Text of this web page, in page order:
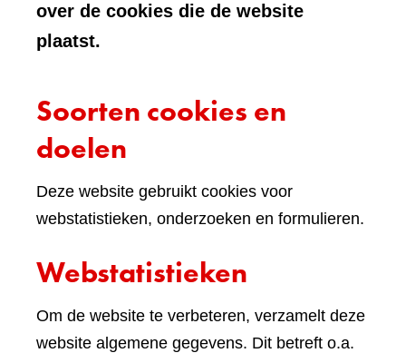
over de cookies die de website
plaatst.
Soorten cookies en
doelen
Deze website gebruikt cookies voor
webstatistieken, onderzoeken en formulieren.
Webstatistieken
Om de website te verbeteren, verzamelt deze
website algemene gegevens. Dit betreft o.a.